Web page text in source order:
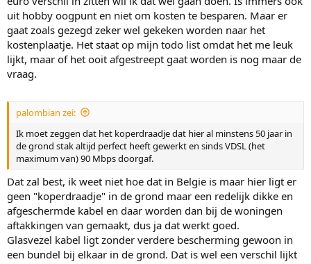
uit hobby oogpunt en niet om kosten te besparen. Maar er
gaat zoals gezegd zeker wel gekeken worden naar het
kostenplaatje. Het staat op mijn todo list omdat het me leuk
lijkt, maar of het ooit afgestreept gaat worden is nog maar de
vraag.
palombian zei:
Ik moet zeggen dat het koperdraadje dat hier al minstens 50 jaar in
de grond stak altijd perfect heeft gewerkt en sinds VDSL (het
maximum van) 90 Mbps doorgaf.
Dat zal best, ik weet niet hoe dat in Belgie is maar hier ligt er
geen "koperdraadje" in de grond maar een redelijk dikke en
afgeschermde kabel en daar worden dan bij de woningen
aftakkingen van gemaakt, dus ja dat werkt goed.
Glasvezel kabel ligt zonder verdere bescherming gewoon in
een bundel bij elkaar in de grond. Dat is wel een verschil lijkt